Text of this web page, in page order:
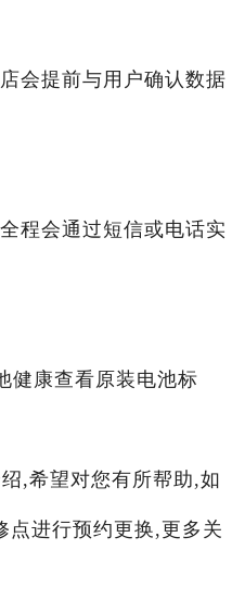
会提前与用户确认数据
程会通过短信或电话实
健康查看原装电池标
,希望对您有所帮助,如
点进行预约更换,更多关